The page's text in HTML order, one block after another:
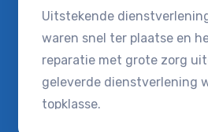
Uitstekende
waren snel ter plaatse en
reparatie met grote zorg
geleverde dienstverlening
topklasse.